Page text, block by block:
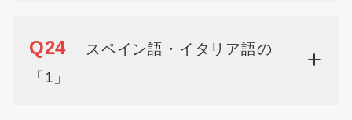
Q24
スペイン語・イタリア語の
「1」